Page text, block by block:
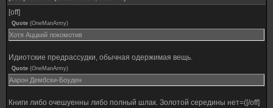
[off]
Quote (OneManArmy)
Хотя Аццкий локомотив
Идиотские предрассудки, обычная одержимая вещь.
Quote (OneManArmy)
Аарон Дембски-Боуден
Книги либо очешуенны либо полный шлак. Золотой середины нет=([/off]